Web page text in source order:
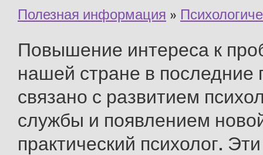
Полезная информация »
Повышение интереса к
нашей стране в последние
связано с развитием
службы и появлением
практический психолог.